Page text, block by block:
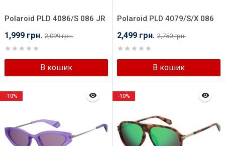
Polaroid PLD 4086/S 086 JR
1,999 грн. 2,099 грн.
В кошик
Polaroid PLD 4079/S/X 086
LA
2,499 грн. 2,750 грн.
В кошик
-10% -10%